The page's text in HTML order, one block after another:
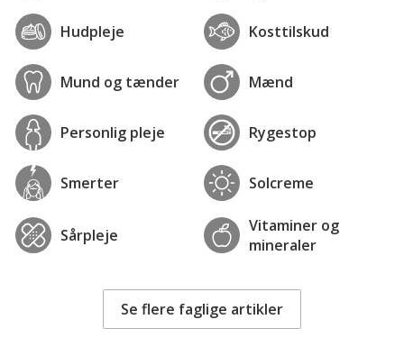
Hudpleje Kosttilskud
Mund og tænder Mænd
Personlig pleje Rygestop
Smerter Solcreme
Sårpleje
Vitaminer og
mineraler
Se flere faglige artikler